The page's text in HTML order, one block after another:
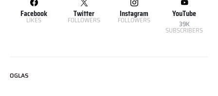
Facebook
LIKES
Twitter
FOLLOWERS
Instagram
FOLLOWERS
YouTube
39K
SUBSCRIBERS
OGLAS